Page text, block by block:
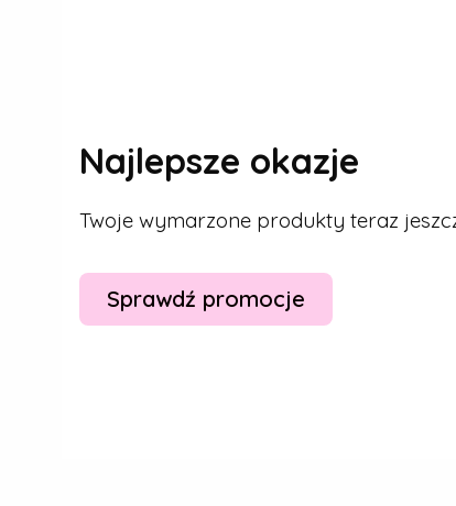
Najlepsze okazje
Twoje wymarzone produkty teraz
Sprawdź promocje